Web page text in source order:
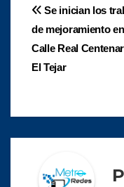
de
entradas
Se inician los
de mejoramiento
Calle Real
El Tejar